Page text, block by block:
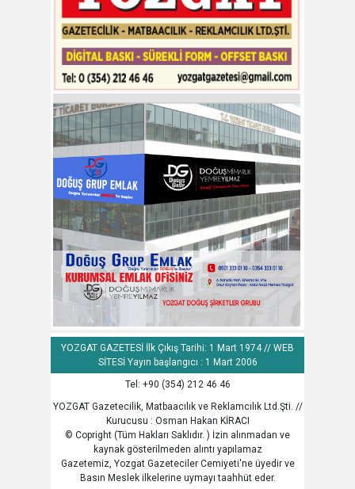
YOZGAT GAZETESİ İlk Çıkış Tarihi: 1 Mart 1974 // WEB
SİTESİ Yayın başlangıcı : 1 Mart 2006
Tel: +90 (354) 212 46 46
YOZGAT Gazetecilik, Matbaacılık ve Reklamcılık Ltd.Şti. //
Kurucusu : Osman Hakan KİRACI
© Copright (Tüm Hakları Saklıdır. ) İzin alınmadan ve
kaynak gösterilmeden alıntı yapılamaz
Gazetemiz, Yozgat Gazeteciler Cemiyeti'ne üyedir ve
Basın Meslek ilkelerine uymayı taahhüt eder.